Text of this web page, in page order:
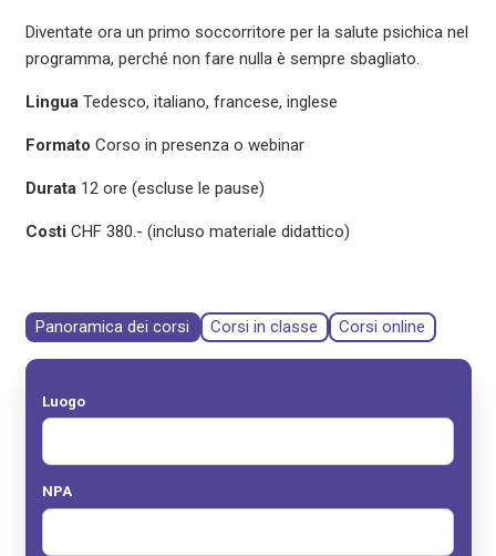
Diventate ora un primo soccorritore per la salute psichica nel
programma, perché non fare nulla è sempre sbagliato.
LinguaTedesco, italiano, francese, inglese
Formato Corso in presenza o webinar
Durata12 ore (escluse le pause)
Costi CHF 380.- (incluso materiale didattico)
Panoramica dei corsi Corsi in classe Corsi online
Luogo
NPA